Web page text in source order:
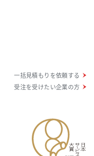
一括見積もりを依頼する
受注を受けたい企業の方